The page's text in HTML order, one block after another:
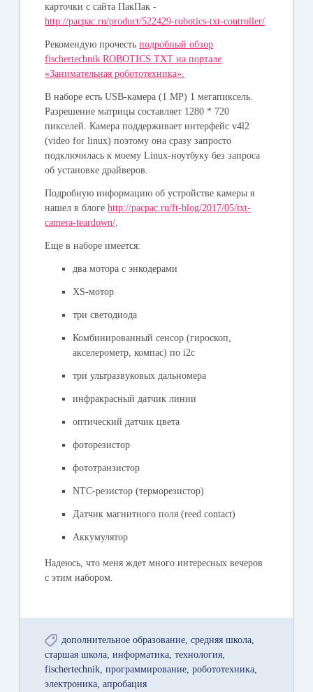
карточки с сайта ПакПак -
http://pacpac.ru/product/522429-robotics-txt-controller/
Рекомендую прочестьподробный обзор
fischertechnik ROBOTICS TXT на портале
«Занимательная робототехника».
В наборе есть USB-камера (1 MP) 1 мегапиксель.
Разрешение матрицы составляет 1280 * 720
пикселей. Камера поддерживает интерфейс v4l2
(video for linux) поэтому она сразу запросто
подключилась к моему Linux-ноутбуку без запроса
об установке драйверов.
Подробную информацию об устройстве камеры я
нашел в блогеhttp://pacpac.ru/ft-blog/2017/05/txt-
camera-teardown/
Еще в наборе имеется:
два мотора с энкодерами
XS-мотор
три светодиода
Комбинированный сенсор (гироскоп,
акселерометр, компас) по i2c
три ультразвуковых дальномера
инфракрасный датчик линии
оптический датчик цвета
фоторезистор
фототранзистор
NTC-резистор (терморезистор)
Датчик магнитного поля (reed contact)
Аккумулятор
Надеюсь, что меня ждет много интересных вечеров
с этим набором.
дополнительное образование средняя школа
старшая школа информатика технология
fischertechnik программирование робототехника
электроника апробация